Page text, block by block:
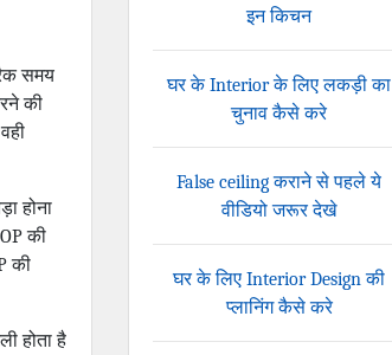
समय
की
होना
की
की
होता है
इन किचन
घर के Interior के लिए लकड़ी का
चुनाव कैसे करे
False ceiling कराने से पहले ये
वीडियो जरूर देखे
घर के लिए Interior Design की
प्लानिंग कैसे करे